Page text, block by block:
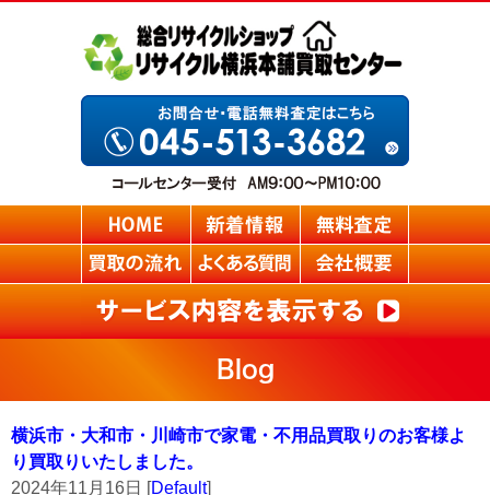
Blog
横浜市・大和市・川崎市で家電・不用品買取りのお客様よ
り買取りいたしました。
2024年11月16日 [Default]